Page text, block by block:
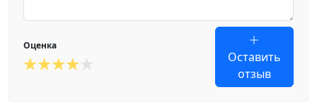
Оценка
Оставить
отзыв